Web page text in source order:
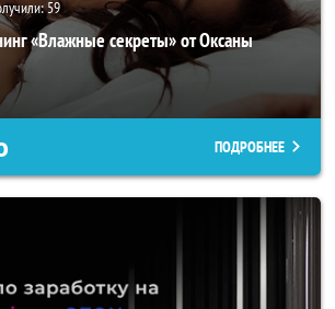
59
«Влажные секреты» от Оксаны
ПОДРОБНЕЕ